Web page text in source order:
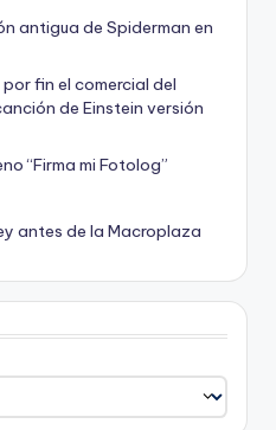
antigua de Spiderman en
fin el comercial del
de Einstein versión
“Firma mi Fotolog”
antes de la Macroplaza